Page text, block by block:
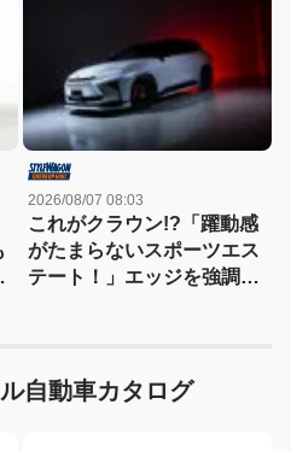
2026/08/07 08:03
これがクラウン!?「躍動感
がたまらないスポーツエス
テート！」エッジを強調し
自動車カタログ